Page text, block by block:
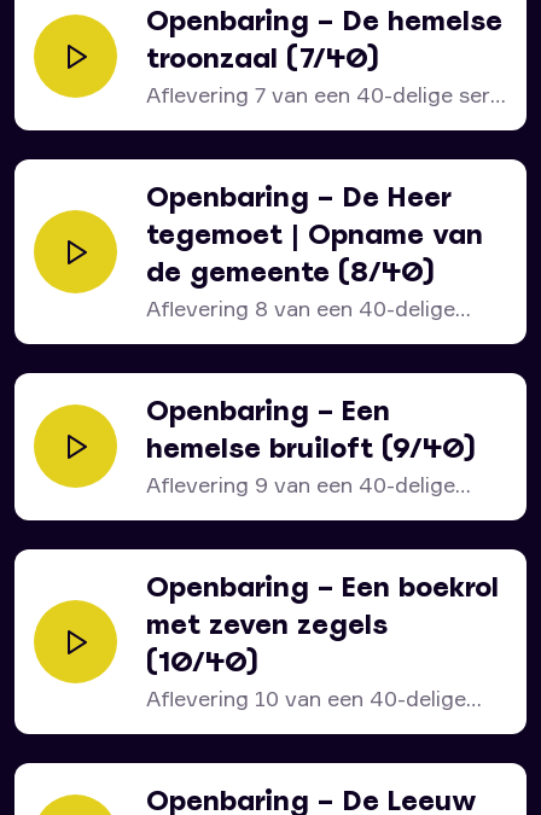
Openbaring – De hemelse
troonzaal (7/40)
Aflevering 7 van een 40-delige serie
over het bijbelboek...
Openbaring – De Heer
tegemoet | Opname van
de gemeente (8/40)
Aflevering 8 van een 40-delige
serie over het bijbelboek...
Openbaring – Een
hemelse bruiloft (9/40)
Aflevering 9 van een 40-delige
serie over het bijbelboek...
Openbaring – Een boekrol
met zeven zegels
(10/40)
Aflevering 10 van een 40-delige
serie over het bijbelboek...
Openbaring – De Leeuw